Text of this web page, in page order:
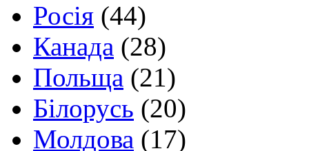
Росія (44)
Канада (28)
Польща (21)
Білорусь (20)
Молдова (17)